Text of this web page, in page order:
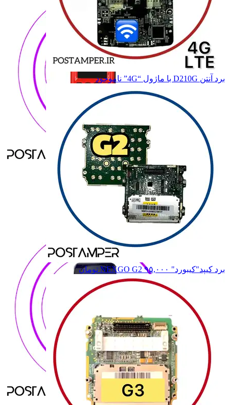
NEWLAND NEWLAND
7210
7210
7220
7220
8110
8110
8210
8210
همه دسته بندی های NEWPOS
برد آنتن D210G با ماژول “4G” ناموجود
برد کیپد"کیبورد" NEXGO G2 ۹۵,۰۰۰ تومان